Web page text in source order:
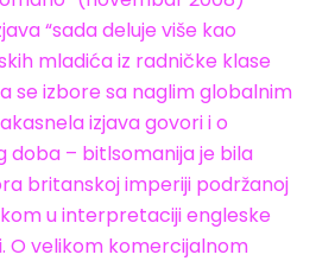
“sada deluje više kao
mladića iz radničke klase
se izbore sa naglim globalnim
izjava govori i o
doba – bitlsomanija je bila
britanskoj imperiji podržanoj
u interpretaciji engleske
O velikom komercijalnom